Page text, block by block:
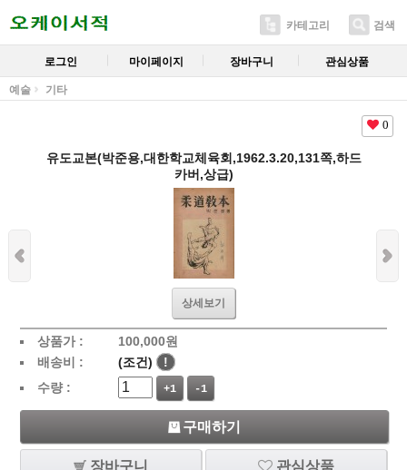
카테고리 검색
로그인 마이페이지 장바구니 관심상품
예술 기타
0
유도교본(박준용,대한학교체육회,1962.3.20,131쪽,하드
카버,상급)
상세보기
상품가 : 100,000원
배송비 :
(조건)
!
수량 :
+1 -1
구매하기
장바구니 관심상품